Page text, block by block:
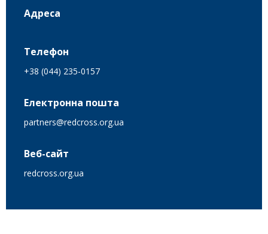
Адреса
Телефон
+38 (044) 235-0157
Електронна пошта
partners@redcross.org.ua
Веб-сайт
redcross.org.ua